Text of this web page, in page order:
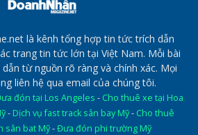
là kênh tổng hợp tin tức trích dẫn
trang tin tức lớn tại Việt Nam. Mỗi bài
từ nguồn rõ ràng và chính xác. Mọi
liên hệ qua email của chúng tôi.
đón tại Los Angeles - Cho thuê xe tại Hoa
- Dịch vụ fast track sân bay Mỹ- Cho thuê
sân bat Mỹ-Đưa đón phi trường Mỹ